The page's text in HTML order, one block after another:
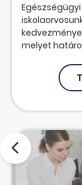
melyet